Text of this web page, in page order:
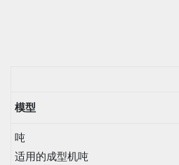
模型
吨
适用的成型机吨